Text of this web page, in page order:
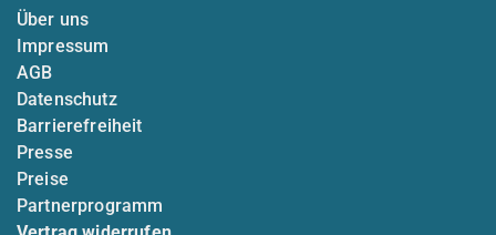
Über uns
Impressum
AGB
Datenschutz
Barrierefreiheit
Presse
Preise
Partnerprogramm